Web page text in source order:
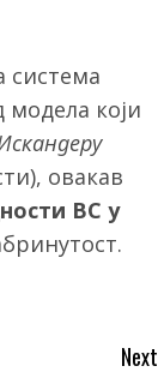
система
који
овакав
ВС у
Next